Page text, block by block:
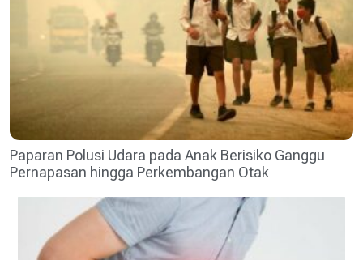
Paparan Polusi Udara pada Anak Berisiko Ganggu
Pernapasan hingga Perkembangan Otak